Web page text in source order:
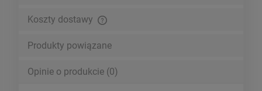
Koszty dostawy
Produkty powiązane
Opinie o produkcie (0)